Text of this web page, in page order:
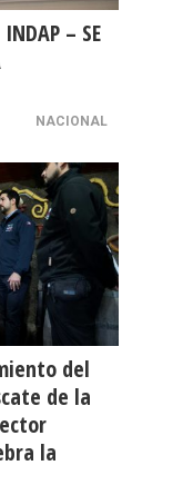
INDAP – SE
NACIONAL
del
de la
la